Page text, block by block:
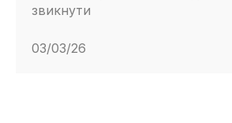
звикнути
03/03/26